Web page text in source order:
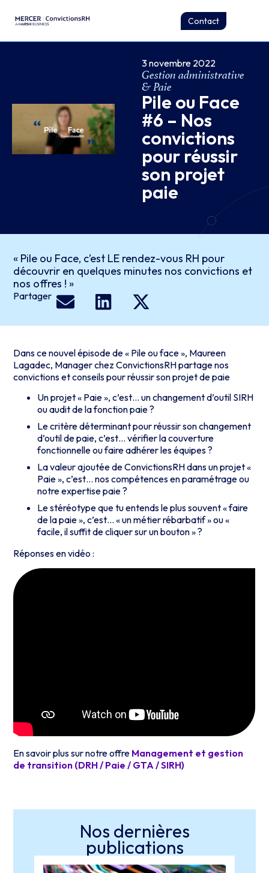
Contact
3 novembre 2022
Gestion administrative
& Paie
Pile ou Face
#6 – Nos
convictions
pour réussir
son projet
paie
« Pile ou Face, c’est LE rendez-vous RH pour
découvrir en quelques minutes nos convictions et
nos offres ! »
Partager
Dans ce nouvel épisode de « Pile ou face », Maureen
Lagadec, Manager chez ConvictionsRH partage nos
convictions et conseils pour réussir son projet de paie
Un projet « Paie », c’est… un changement d’outil SIRH
ou audit de la fonction paie ?
Le critère déterminant pour réussir son changement
d’outil de paie, c’est… vérifier la couverture
fonctionnelle ou faire adhérer les équipes ?
La valeur ajoutée de ConvictionsRH dans un projet «
Paie », c’est… nos compétences en paramétrage ou
notre expertise paie ?
Le stéréotype que tu entends le plus souvent « faire
de la paie », c’est… « un métier rébarbatif » ou «
facile, il suffit de cliquer sur un bouton » ?
Réponses en vidéo :
En savoir plus sur notre offre Management et gestion
de transition (DRH / Paie / GTA / SIRH)
Nos dernières
publications